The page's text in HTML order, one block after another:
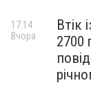
Втік
2700
17:14
Вчора